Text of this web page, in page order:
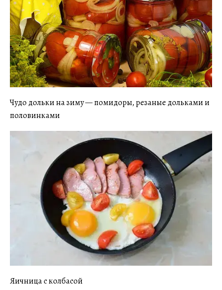
Чудо дольки на зиму — помидоры, резаные дольками и
половинками
Яичница с колбасой